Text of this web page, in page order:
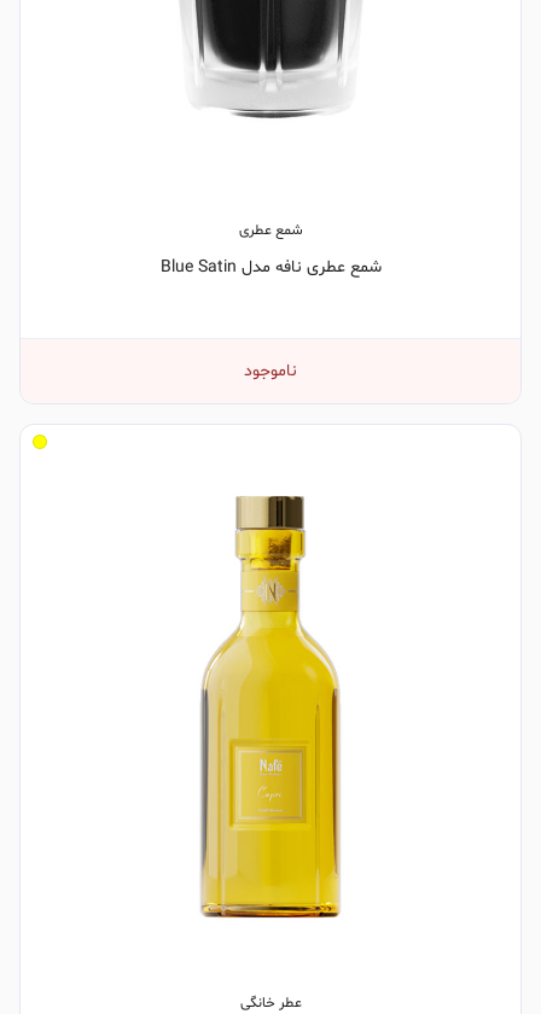
شمع عطری
شمع عطری نافه مدل Blue Satin
ناموجود
عطر خانگی